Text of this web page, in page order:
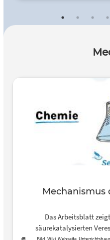
Mechanismus
Das Arbeitsblatt
säurekatalysierten